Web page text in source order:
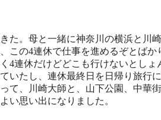
た。母と一緒に神奈川の横浜と川崎
この4連休で仕事を進めるぞとばか
4連休だけどどこも行けないとしょ
いたし、連休最終日を日帰り旅行
て、川崎大師と、山下公園、中華街
い思い出になりました。